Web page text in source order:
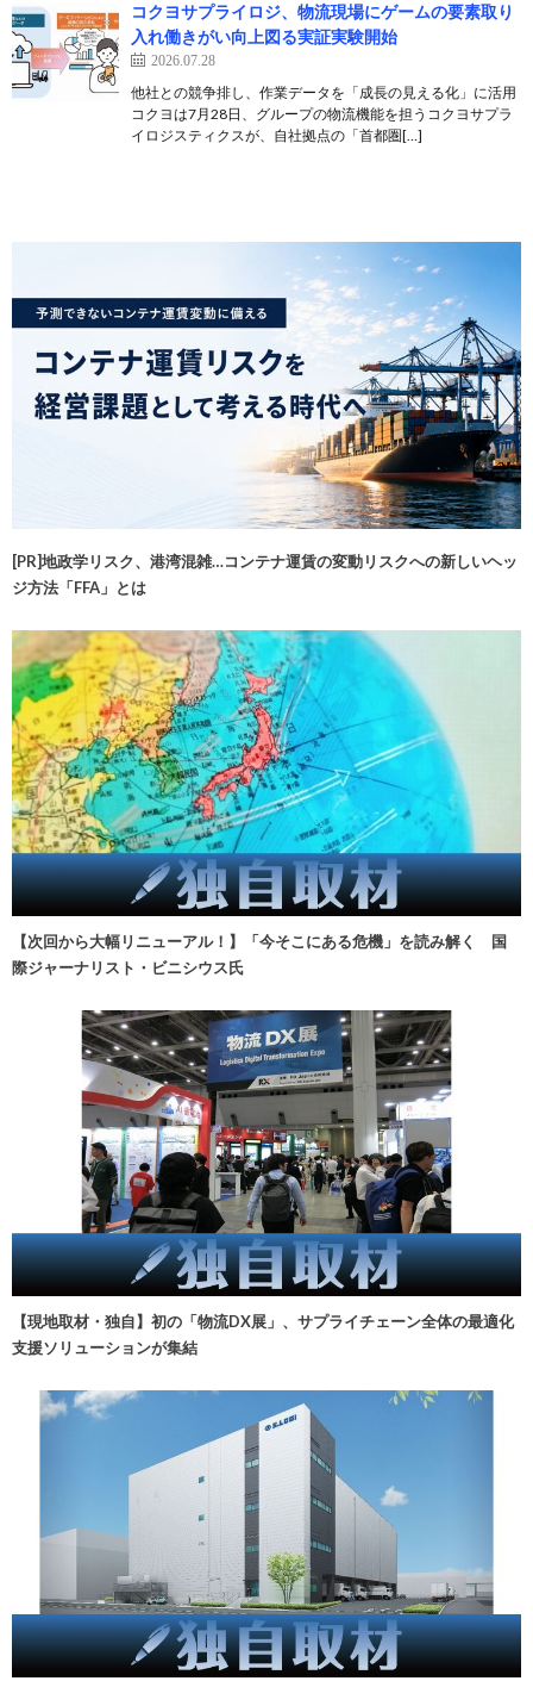
コクヨサプライロジ、物流現場にゲームの要素取り
入れ働きがい向上図る実証実験開始
2026.07.28
他社との競争排し、作業データを「成長の見える化」に活用
コクヨは7月28日、グループの物流機能を担うコクヨサプラ
イロジスティクスが、自社拠点の「首都圏[…]
[PR]地政学リスク、港湾混雑…コンテナ運賃の変動リスクへの新しいヘッ
ジ方法「FFA」とは
【次回から大幅リニューアル！】「今そこにある危機」を読み解く 国
際ジャーナリスト・ビニシウス氏
【現地取材・独自】初の「物流DX展」、サプライチェーン全体の最適化
支援ソリューションが集結